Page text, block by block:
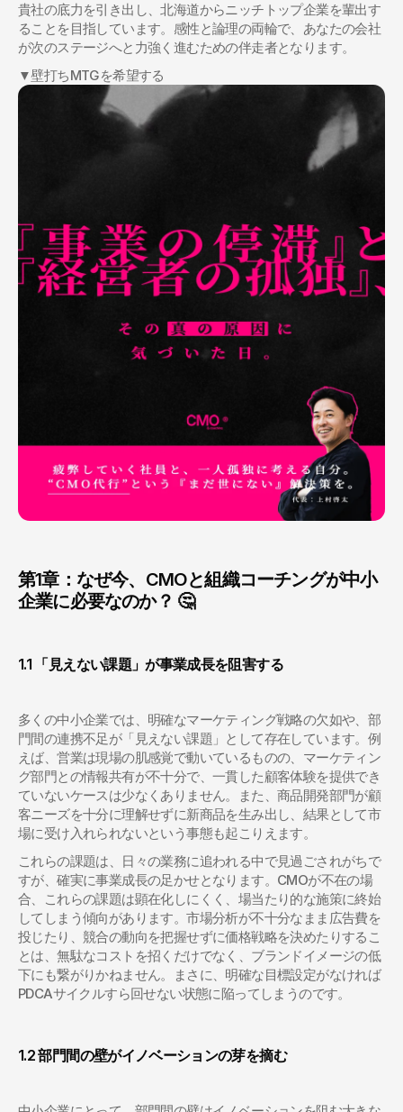
貴社の底力を引き出し、北海道からニッチトップ企業を輩出す
ることを目指しています。感性と論理の両輪で、あなたの会社
が次のステージへと力強く進むための伴走者となります。
▼壁打ちMTGを希望する
第1章：なぜ今、CMOと組織コーチングが中小
企業に必要なのか？ 🤔
1.1 「見えない課題」が事業成長を阻害する
多くの中小企業では、明確なマーケティング戦略の欠如や、部
門間の連携不足が「見えない課題」として存在しています。例
えば、営業は現場の肌感覚で動いているものの、マーケティン
グ部門との情報共有が不十分で、一貫した顧客体験を提供でき
ていないケースは少なくありません。また、商品開発部門が顧
客ニーズを十分に理解せずに新商品を生み出し、結果として市
場に受け入れられないという事態も起こりえます。
これらの課題は、日々の業務に追われる中で見過ごされがちで
すが、確実に事業成長の足かせとなります。CMOが不在の場
合、これらの課題は顕在化しにくく、場当たり的な施策に終始
してしまう傾向があります。市場分析が不十分なまま広告費を
投じたり、競合の動向を把握せずに価格戦略を決めたりするこ
とは、無駄なコストを招くだけでなく、ブランドイメージの低
下にも繋がりかねません。まさに、明確な目標設定がなければ
PDCAサイクルすら回せない状態に陥ってしまうのです。
1.2 部門間の壁がイノベーションの芽を摘む